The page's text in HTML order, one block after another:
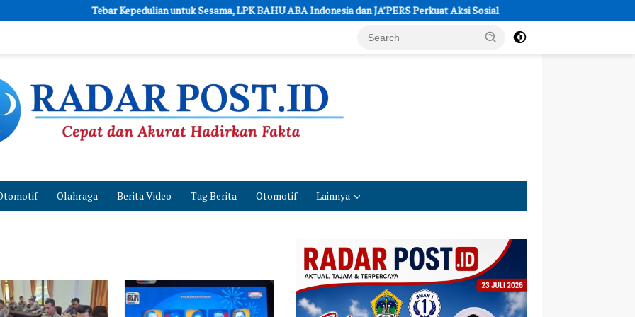
Tebar Kepedulian untuk Sesama, LPK BAHU ABA Indonesia dan JA’PERS Perkuat Aksi Sosial Polres Kebumen Siapkan
Olahraga Berita Video Tag Berita Otomotif Lainnya